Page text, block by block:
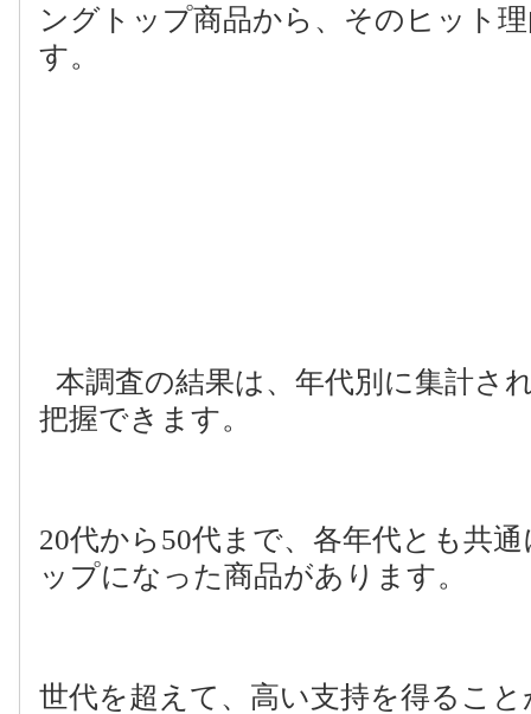
ングトップ商品から、そのヒット
す。
本調査の結果は、年代別に集計さ
把握できます。
20代から 50代まで、各年代とも共
ップになった商品があります。
世代を超えて、高い支持を得るこ